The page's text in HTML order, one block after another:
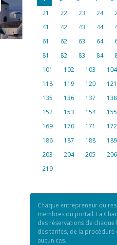
21
22 23 24
41
42 43 44
61
62 63 64
81
82 83 84
101
102 103 104
118
119 120 121
135
136 137 138
152
153 154 155
169
170 171 172
186
187 188 189
203
204 205 206
219
Chaque entrepreneur ou
membres du portail. La
des réservations de
des tarifes, de la procédure
aucun cas.